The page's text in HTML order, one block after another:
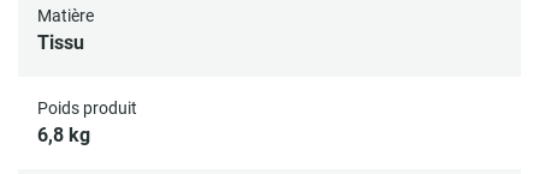
Matière
Tissu
Poids produit
6,8 kg